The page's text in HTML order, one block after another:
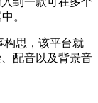
。
构思，该平台就
配音以及背景音